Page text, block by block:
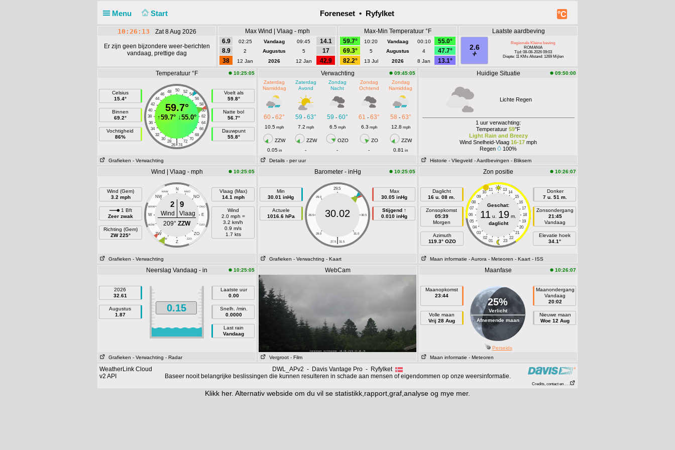
Menu Start °C
Foreneset • Ryfylket
10:26:13 Zat 8 Aug 2026
Er zijn geen bijzondere weer-berichten
vandaag, prettige dag
Max Wind | Vlaag - mph
6.9
02:25 Vandaag 09:45
14.1
8.9
2 Augustus 5
17
38
12 Jan 2026 12 Jan 42.9
Max-Min Temperatuur °F
59.7°
10:20 Vandaag 00:10
55.0°
69.3°
5 Augustus 4
47.7°
82.2°
13 Jul 2026 8 Jan 13.1°
Laatste aardbeving
2.6
Regionale Kleine beving
ROMANIA
Tijd: 08-08-2026 09:03
Diepte: 11 KMs Afstand: 1269 Mijlen
Temperatuur °F 10:25:05
Celsius
15.4°
Binnen
69.2°
Vochtigheid
86%
50
48 52
46
54
44
56
42
58
40
60
38
62
36
64
34
66
32
68
30
70
28 72
|
26 74
59.7°
↑59.7° ↓55.0°
Voelt als
59.8°
Natte bol
56.7°
Dauwpunt
55.8°
Grafieken - Verwachting
Verwachting
09:45:05
Zaterdag
Namiddag
Zaterdag
Avond
Zondag
Nacht
Zondag
Ochtend
Zondag
Namiddag
60 - 62° 59 - 63° 59 - 60° 61 - 63° 58 - 63°
10.5 mph 7.2 mph 6.5mph 6.3 mph 12.8 mph
ZZW ZZW OZO ZO
ZZW
0.05in - - - 0.81 in
Details - per uur
Huidige Situatie 09:50:00
Lichte Regen
1 uur verwachting:
Temperatuur 59°F
Light Rain and Breezy
Wind Snelheid-Vlaag 16-17 mph
Regen
100%
Historie - Vliegveld - Aardbevingen - Bliksem
Wind | Vlaag - mph 10:25:05
Wind (Gem)
3.2 mph
1 Bft
Zeer zwak
Richting (Gem)
ZW 225°
N
NNW NNO
NW NO
WNW ONO
W E
WZW OZO
ZW ZO
ZZW ZZO
Z
2 9
Wind
Vlaag
209° ZZW
Vlaag (Max)
14.1 mph
Wind
2.0 mph =
3.2 km/h
0.9 m/s
1.7 kts
Grafieken - Verwachting
Barometer - inHg 10:25:05
Min
30.01 inHg
Actuele
1016.6 hPa
29.5
29.0 30.0
28.5 30.5
28.0 31.0
|
27.5 31.5
30.02
Max
30.05 inHg
Stijgend ↑
0.010 inHg
Grafieken - Verwachting - Kaart
Zon positie 10:26:07
Daglicht
16 u. 08 m.
Zonsopkomst
05:39
Morgen
Azimuth
119.3° OZO
11 13
10
14
09
15
08
16
07
17
06
18
05
19
04
20
03
21
02
22
01 23
Geschat:
11 u. 19 m.
daglicht
Donker
7 u. 51 m.
Zonsondergang
21:45
Vandaag
Elevatie hoek
34.1°
Maan informatie - Aurora - Meteoren - Kaart - ISS
Neerslag Vandaag - in 10:25:05
2026
32.61
Augustus
1.87
0.15
Laatste uur
0.00
Snelh. /min.
0.0000
Last rain
Vandaag
Grafieken - Verwachting - Radar
WebCam
Vergroot - Film
Maanfase 10:26:07
Maanopkomst
23:44
Volle maan
Vrij 28 Aug
25%
Verlicht
Afnemende maan
Maanondergang
Vandaag
20:02
Nieuwe maan
Woe 12 Aug
Perseids
Maan informatie - Meteoren
WeatherLink Cloud
v2 API
DWL_APv2 - Davis Vantage Pro - Ryfylket
Baseer nooit belangrijke beslissingen die kunnen resulteren in schade aan mensen of eigendommen op onze weersinformatie.
Credits, contact en . . .
Klikk her. Alternativ webside om du vil se statistikk,rapport,graf,analyse og mye mer.